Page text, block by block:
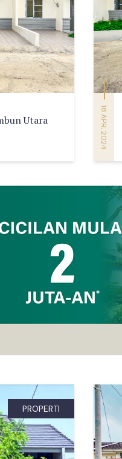
Utara
18 APR, 2024
PROPERTI